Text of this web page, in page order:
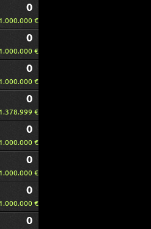
0
1.000.000 €
0
1.000.000 €
0
1.000.000 €
0
1.378.999 €
0
1.000.000 €
0
1.000.000 €
0
1.000.000 €
0